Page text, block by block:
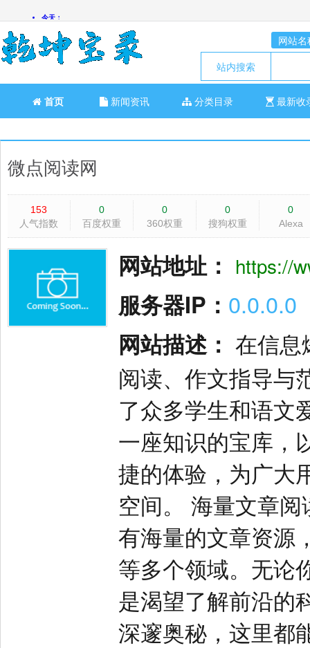
网站名
站内搜索
首页 新闻资讯 分类目录 最新收
微点阅读网
153
人气指数
0
百度权重
0
360权重
0
搜狗权重
0
Alexa
网站地址： https://
服务器IP： 0.0.0.0
网站描述： 在信息
阅读、作文指导与
了众多学生和语文
一座知识的宝库，
捷的体验，为广大
空间。 海量文章
有海量的文章资源
等多个领域。无论
是渴望了解前沿的
深邃奥秘，这里都